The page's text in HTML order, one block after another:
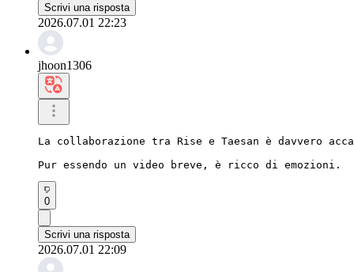
Scrivi una risposta
2026.07.01 22:23
jhoon1306
La collaborazione tra Rise e Taesan è davvero
Pur essendo un video breve, è ricco di emozioni.
0
Scrivi una risposta
2026.07.01 22:09